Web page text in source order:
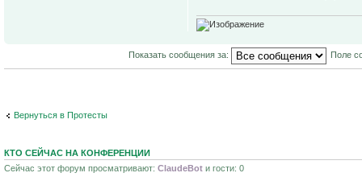
Показать сообщения за: Поле
Вернуться в Протесты
КТО СЕЙЧАС НА КОНФЕРЕНЦИИ
Сейчас этот форум просматривают: ClaudeBot и гости: 0